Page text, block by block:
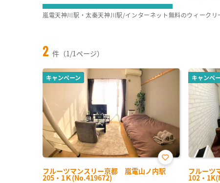
2 件（1/1ページ）
キャンペーン
フルーツマンスリー京都 嵐電山ノ内駅
205・1Ｋ(No.419672)
お気
に入
キャンペ
フルーツ
102・
嵐電天神川駅・太秦天神川駅/インターネット無料のウィーク